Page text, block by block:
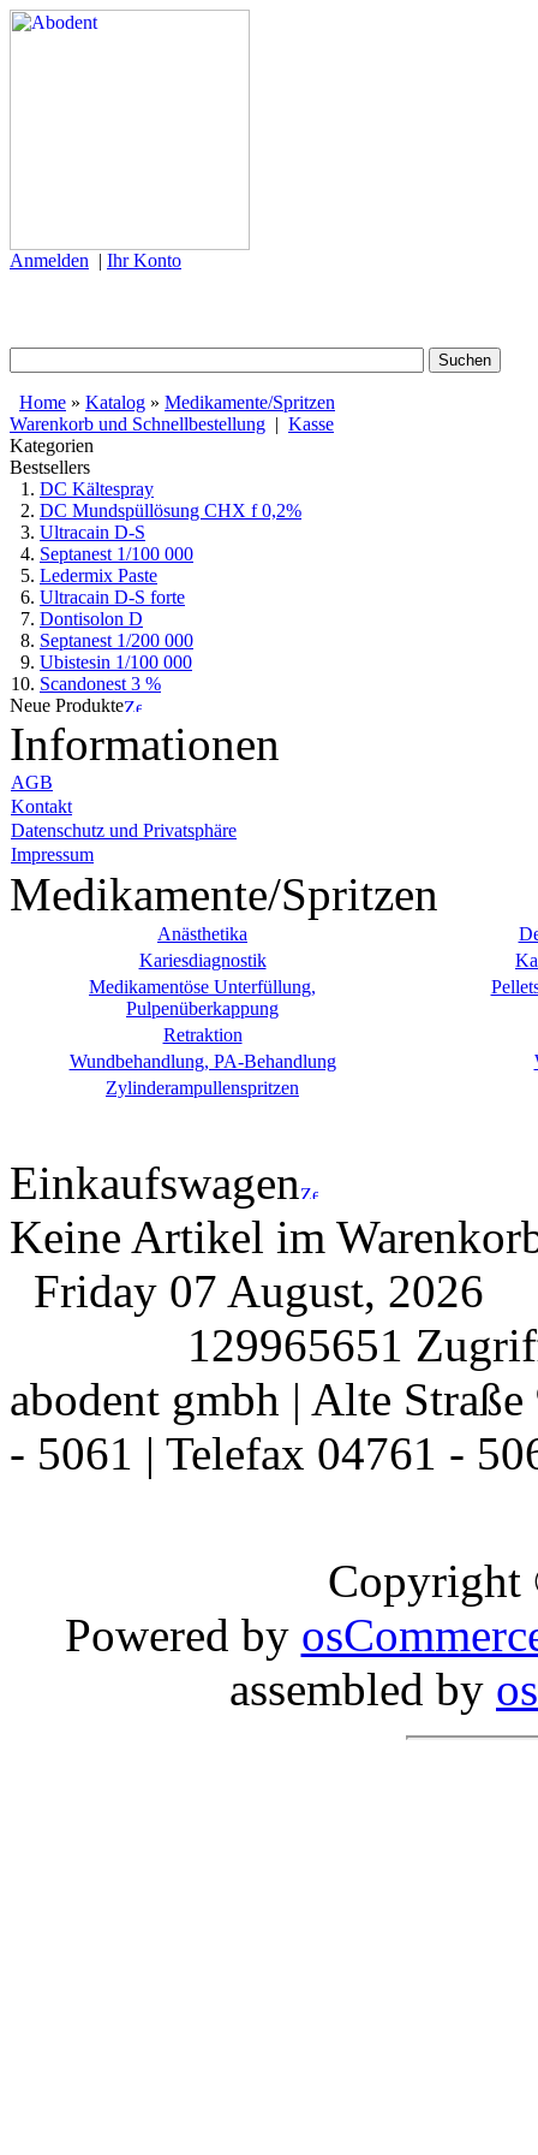
Anmelden | Ihr Konto
Home » Katalog » Medikamente/Spritzen
Warenkorb und Schnellbestellung | Kasse
Kategorien
Bestsellers
DC Kältespray
DC Mundspüllösung CHX f 0,2%
Ultracain D-S
Septanest 1/100 000
Ledermix Paste
Ultracain D-S forte
Dontisolon D
Septanest 1/200 000
Ubistesin 1/100 000
Scandonest 3 %
Neue Produkte
Informationen
AGB
Kontakt
Datenschutz und Privatsphäre
Impressum
Medikamente/Spritzen
Anästhetika
Kariesdiagnostik
Medikamentöse Unterfüllung,
Pulpenüberkappung
Retraktion
Wundbehandlung, PA-Behandlung
Zylinderampullenspritzen
Einkaufswagen
Keine Artikel im
Friday 07 August, 2026
129965651
abodent gmbh | Alte
- 5061 | Telefax 04761 -
Powered by
assembled by